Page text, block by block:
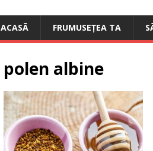
ACASÃ FRUMUSEȚEA TA
polen albine